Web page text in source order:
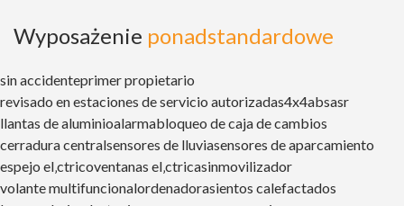
Wyposażenie ponadstandardowe
sin accidenteprimer propietario
revisado en estaciones de servicio autorizadas4x4absasr
llantas de aluminioalarmabloqueo de caja de cambios
cerradura centralsensores de lluviasensores de aparcamiento
espejo el‚ctricoventanas el‚ctricasinmovilizador
volante multifuncionalordenadorasientos calefactados